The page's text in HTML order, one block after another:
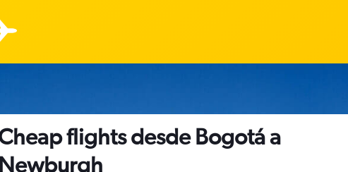
flights desde Bogotá a
Newburgh